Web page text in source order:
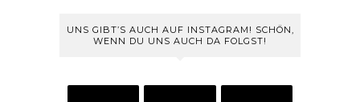
UNS GIBT’S AUCH AUF INSTAGRAM! SCHÖN,
WENN DU UNS AUCH DA FOLGST!